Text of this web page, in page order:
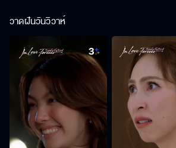
วาดฝันวันวิวาห์